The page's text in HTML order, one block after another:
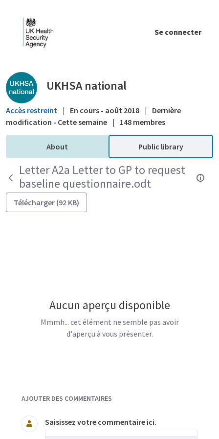
Se connecter
Public library - UKHSA national
UKHSA national
Accès restreint | En cours - août 2018 |
Dernière
modification - Cette semaine | 148 membres
About Public library
Letter A2a Letter to GP to request
baseline questionnaire.odt
Télécharger (92 KB)
Aucun aperçu disponible
Mmmh... cet élément ne semble pas avoir
d'aperçu à vous présenter.
AJOUTER DES COMMENTAIRES
Saisissez votre commentaire ici.